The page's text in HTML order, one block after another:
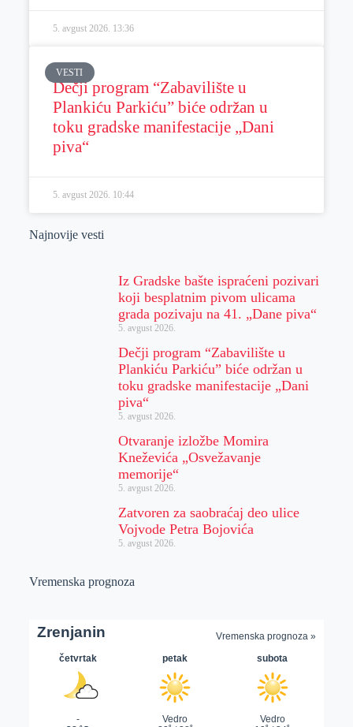
5. avgust 2026. 13:36
VESTI
Dečji program “Zabavilište u
Plankiću Parkiću” biće održan u
toku gradske manifestacije „Dani
piva“
5. avgust 2026. 10:44
Najnovije vesti
Iz Gradske bašte ispraćeni pozivari
koji besplatnim pivom ulicama
grada pozivaju na 41. „Dane piva“
5. avgust 2026.
Dečji program “Zabavilište u
Plankiću Parkiću” biće održan u
toku gradske manifestacije „Dani
piva“
5. avgust 2026.
Otvaranje izložbe Momira
Kneževića „Osvežavanje
memorije“
5. avgust 2026.
Zatvoren za saobraćaj deo ulice
Vojvode Petra Bojovića
5. avgust 2026.
Vremenska prognoza